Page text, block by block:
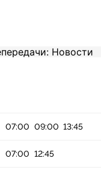
07:00 09:00 13:45
07:00 12:45